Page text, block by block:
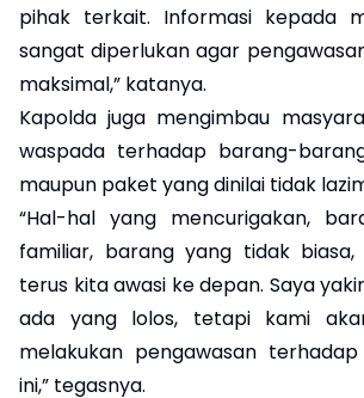
pihak terkait. Informasi kepada
sangat diperlukan agar
maksimal,” katanya.
Kapolda juga mengimbau
waspada terhadap barang-
maupun paket yang dinilai tidak
“Hal-hal yang mencurigakan,
familiar, barang yang tidak
terus kita awasi ke depan. Saya
ada yang lolos, tetapi kami
melakukan pengawasan
ini,” tegasnya.